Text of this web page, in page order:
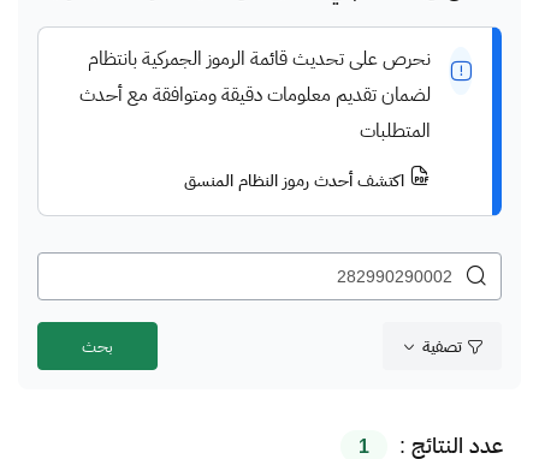
نحرص على تحديث قائمة الرموز الجمركية بانتظام
لضمان تقديم معلومات دقيقة ومتوافقة مع أحدث
المتطلبات
اكتشف أحدث رموز النظام المنسق
تصفية
عدد النتائج : 1